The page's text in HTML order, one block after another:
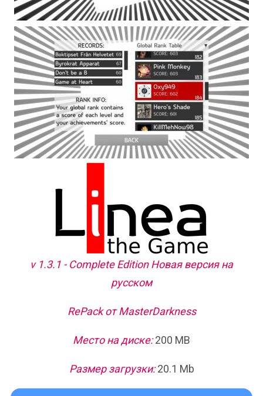
v 1.3.1 - Complete Edition Новая версия на
русском
RePack от MasterDarkness
Место на диске:200 MB
Размер загрузки:20.1 Mb